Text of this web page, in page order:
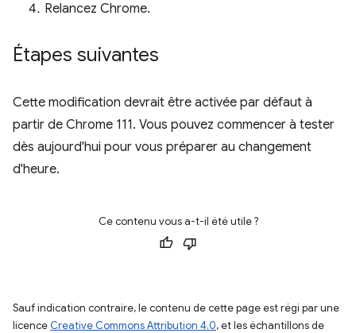
Relancez Chrome.
Étapes suivantes
Cette modification devrait être activée par défaut à
partir de Chrome 111. Vous pouvez commencer à tester
dès aujourd'hui pour vous préparer au changement
d'heure.
Ce contenu vous a-t-il été utile ?
Sauf indication contraire, le contenu de cette page est régi par une
licence Creative Commons Attribution 4.0, et les échantillons de